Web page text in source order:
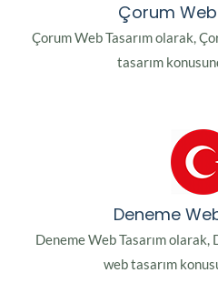
Çorum
Çorum Web Tasarım olarak,
tasarım
Deneme
Deneme Web Tasarım
web tasarım